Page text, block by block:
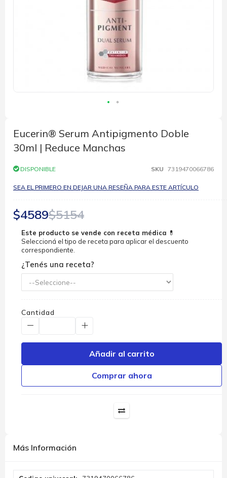
comienzo
de
la
de
imágenes
Eucerin® Serum Antipigmento Doble
30ml | Reduce Manchas
DISPONIBLE SKU 7319470066786
SEA EL PRIMERO EN DEJAR UNA RESEÑA PARA ESTE ARTÍCULO
$4589$5154
Este producto se vende con receta médica 💊
Seleccioná el tipo de receta para aplicar el descuento
correspondiente.
¿Tenés una receta?
Cantidad
Añadir al carrito
Comprar ahora
Más Información